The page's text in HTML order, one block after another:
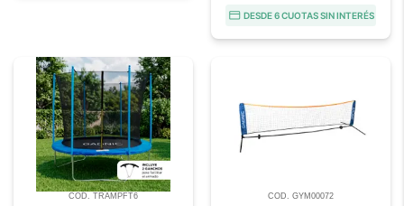
DESDE 6 CUOTAS SIN INTERÉS
COD. TRAMPFT6 COD. GYM00072